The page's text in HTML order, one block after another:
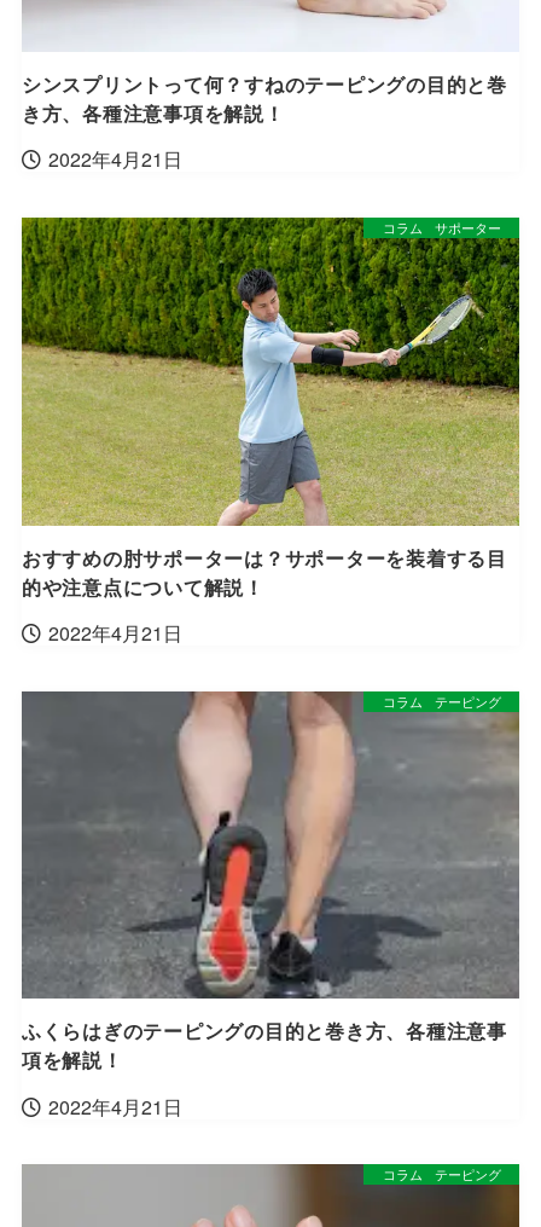
シンスプリントって何？すねのテーピングの目的と巻
き方、各種注意事項を解説！
2022年4月21日
おすすめの肘サポーターは？サポーターを装着する目
的や注意点について解説！
2022年4月21日
コラム サポーター
ふくらはぎのテーピングの目的と巻き方、各種注意事
項を解説！
2022年4月21日
コラム テーピング
コラム テーピング